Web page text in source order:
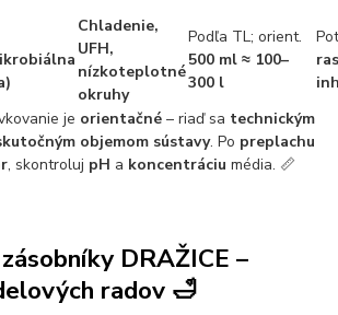
Chladenie,
UFH,
nízkoteplotné
okruhy
Podľa TL; orient.
500 ml ≈ 100–
300 l
je orientačné – riaď sa technickým
objemom sústavy. Po preplachu
, skontroluj pH a koncentráciu média. 📏
DRAŽICE –
radov 🛁